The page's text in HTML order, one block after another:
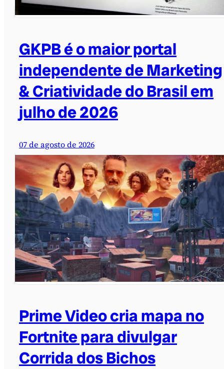
GKPB é o maior portal
independente de Marketing
& Criatividade do Brasil em
julho de 2026
07 de agosto de 2026
Prime Video cria mapa no
Fortnite para divulgar
Corrida dos Bichos